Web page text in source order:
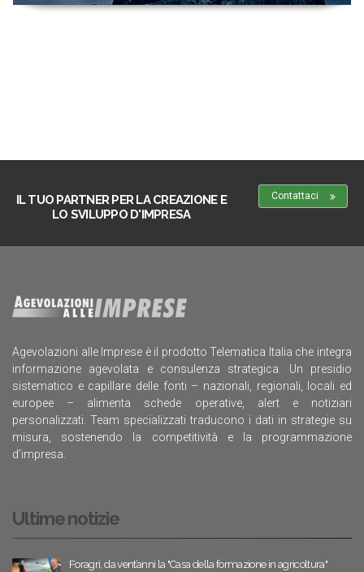
IL TUO PARTNER PER LA CREAZIONE E
LO SVILUPPO D'IMPRESA
Contattaci
Agevolazioni alle Imprese è il prodotto Telematica Italia che integra
informazione agevolata e consulenza strategica. Un presidio
sistematico e capillare delle fonti – nazionali, regionali, locali ed
europee – alimenta schede operative, alert e notiziari
personalizzati. Team specializzati traducono i dati in strategie su
misura, sostenendo la competitività e la programmazione
d’impresa.
Ultime notizie
Foragri, da vent’anni la "Casa della formazione in agricoltura"